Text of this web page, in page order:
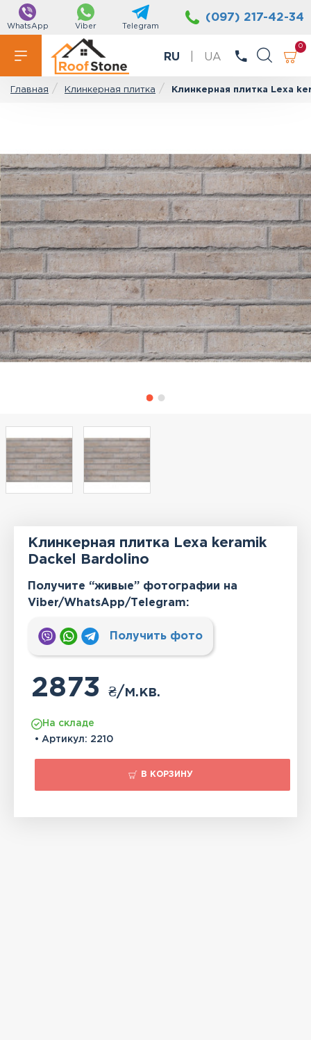
WhatsApp Viber Telegram
(097) 217-42-34
RU UA
0
Главная Клинкерная плитка Клинкерная плитка Lexa
Клинкерная плитка Lexa keramik
Dackel Bardolino
Получите “живые” фотографии на
Viber/WhatsApp/Тelegram:
Получить фото
2873₴/м.кв.
На складе
• Артикул: 2210
В КОРЗИНУ